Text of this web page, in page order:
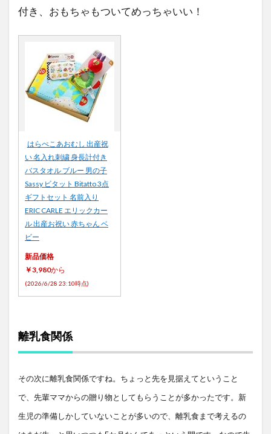
付き、おもちゃもついてめっちゃいい！
はらぺこあおむし 出産祝
い 名入れ刺繍 身長計付き
バスタオル ブルー 男の子
Sassy ビタット Bitatto 3点
ギフトセット 名前入り
ERIC CARLE エリックカー
ル 出産お祝い 赤ちゃん ベ
ビー
新品価格
￥3,980から
(2026/6/28 23:10時点)
離乳食関係
その次に離乳食関係ですね。ちょっと先を見据えてということ
で、先輩ママからの贈り物としてもらうことが多かったです。新
生児の準備しかしていないことが多いので、離乳食まで考えるの